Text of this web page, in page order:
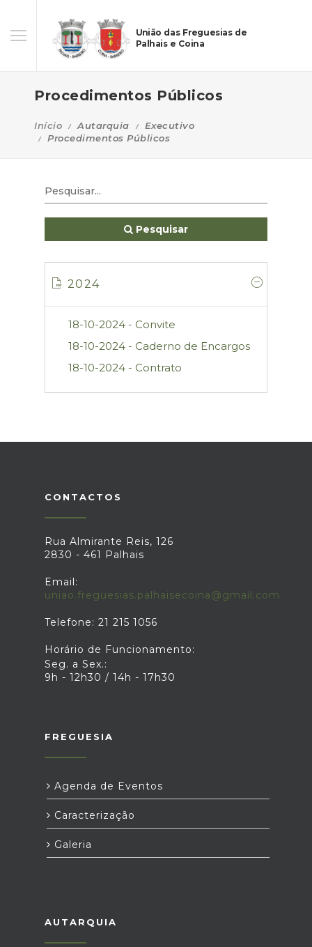
União das Freguesias de
Palhais e Coina
Procedimentos Públicos
Início Autarquia
Executivo
Procedimentos Públicos
Pesquisar
2024
18-10-2024 - Convite
18-10-2024 - Caderno de Encargos
18-10-2024 - Contrato
CONTACTOS
Rua Almirante Reis, 126
2830 - 461 Palhais
Email:
uniao.freguesias.palhaisecoina@gmail.com
Telefone: 21 215 1056
Horário de Funcionamento:
Seg. a Sex.:
9h - 12h30 / 14h - 17h30
FREGUESIA
Agenda de Eventos
Caracterização
Galeria
AUTARQUIA